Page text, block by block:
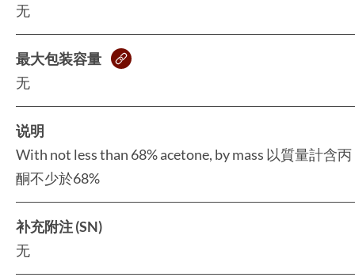
无
最大包装容量
无
说明
With not less than 68% acetone, by mass 以質量計含丙
酮不少於68%
补充附注 (SN)
无